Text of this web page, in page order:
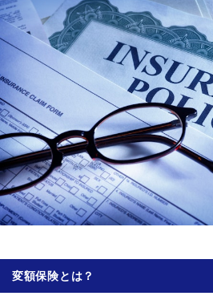
変額保険とは？